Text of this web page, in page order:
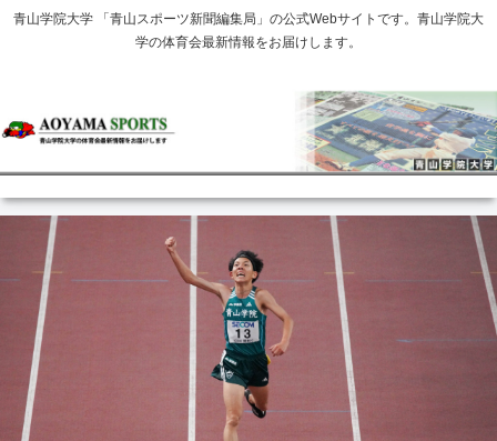
青山学院大学 「青山スポーツ新聞編集局」の公式Webサイトです。青山学院大
学の体育会最新情報をお届けします。